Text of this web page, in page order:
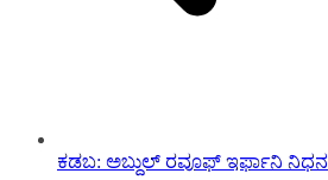
ಕಡಬ: ಅಬ್ದುಲ್ ರವೂಫ್ ಇರ್ಫಾನಿ ನಿಧನ